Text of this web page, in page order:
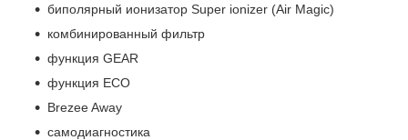
биполярный ионизатор Super ionizer (Air Magic)
комбинированный фильтр
функция GEAR
функция ECO
Brezee Away
самодиагностика